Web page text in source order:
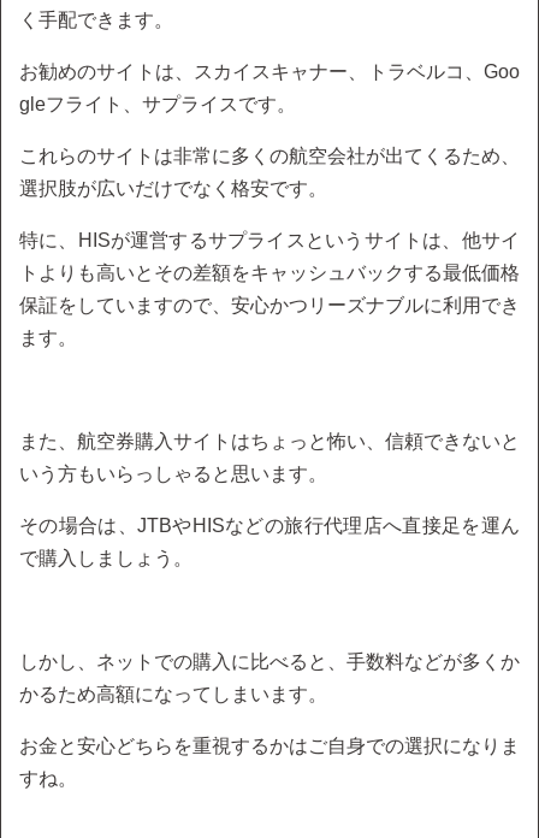
く手配できます。
お勧めのサイトは、スカイスキャナー、トラベルコ、Goo
gleフライト、サプライスです。
これらのサイトは非常に多くの航空会社が出てくるため、
選択肢が広いだけでなく格安です。
特に、HISが運営するサプライスというサイトは、他サイ
トよりも高いとその差額をキャッシュバックする最低価格
保証をしていますので、安心かつリーズナブルに利用でき
ます。
また、航空券購入サイトはちょっと怖い、信頼できないと
いう方もいらっしゃると思います。
その場合は、JTBやHISなどの旅行代理店へ直接足を運ん
で購入しましょう。
しかし、ネットでの購入に比べると、手数料などが多くか
かるため高額になってしまいます。
お金と安心どちらを重視するかはご自身での選択になりま
すね。